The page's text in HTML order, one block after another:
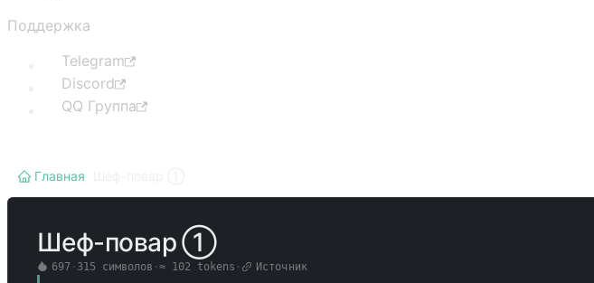
Поддержка
Telegram
Discord
QQ Группа
Главная
Шеф-повар ①
697· 315 символов · ≈ 102 tokens · Источник